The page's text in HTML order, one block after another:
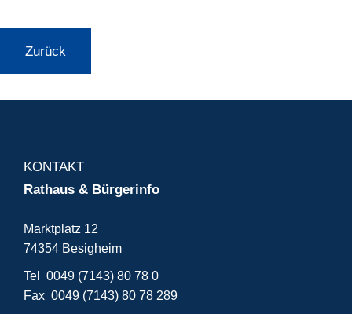
Zurück
KONTAKT
Rathaus & Bürgerinfo
Marktplatz 12
74354 Besigheim
Tel 0049 (7143) 80 78 0
Fax 0049 (7143) 80 78 289